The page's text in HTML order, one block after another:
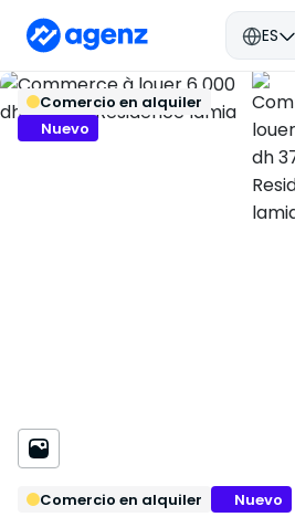
ES
Volver
Bienes raíces en Marruecos
Alquilar Témara
Comercio
Residence lamia 554197
Comercio en alquiler
Nuevo
Comercio en alquiler Nuevo